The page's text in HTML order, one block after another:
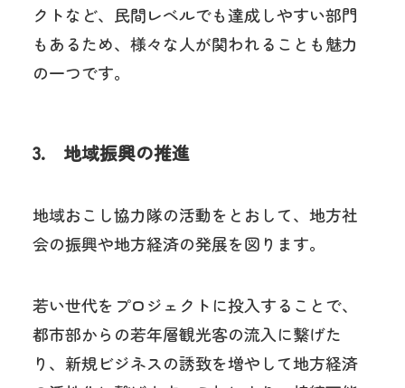
クトなど、民間レベルでも達成しやすい部門
もあるため、様々な人が関われることも魅力
の一つです。
3. 地域振興の推進
地域おこし協力隊の活動をとおして、地方社
会の振興や地方経済の発展を図ります。
若い世代をプロジェクトに投入することで、
都市部からの若年層観光客の流入に繋げた
り、新規ビジネスの誘致を増やして地方経済